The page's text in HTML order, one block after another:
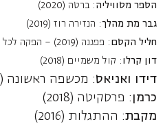
הספר מסוויליה : ברטה (2020)
גבר מת מהלך: הנזירה רוז (2019)
חליל הקסם : פפגנה (2019) – הפקה לכל המשפחה בעברית
דון קרלו : קול משמיים (2018)
דידו ואניאס: מכשפה ראשונה (2018)
כרמן : פרסקיטה (2018)
מקבת: ההתגלות (2016)